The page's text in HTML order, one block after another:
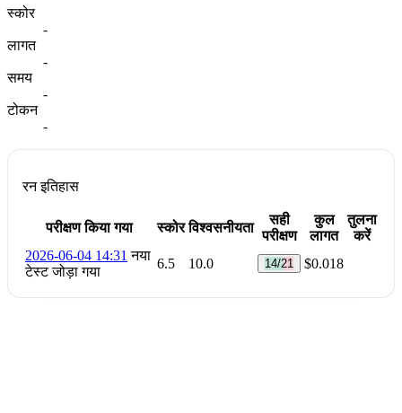
स्कोर
-
लागत
-
समय
-
टोकन
-
रन इतिहास
परीक्षण किया गया स्कोर विश्वसनीयता
सही
परीक्षण
कुल
लागत
तुलना
करें
2026-06-04 14:31 नया
टेस्ट जोड़ा गया
6.5 10.0 14/21 $0.018